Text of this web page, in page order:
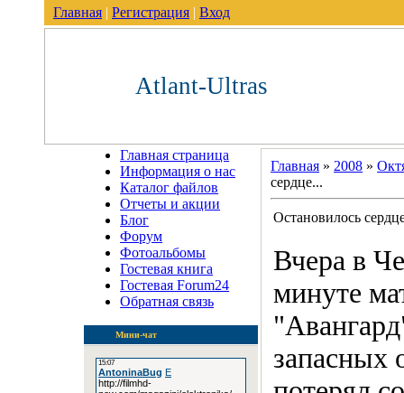
Главная | Регистрация | Вход
Atlant-Ultras
Главная страница
Информация о нас
Каталог файлов
Отчеты и акции
Блог
Форум
Фотоальбомы
Гостевая книга
Гостевая Forum24
Обратная связь
Мини-чат
Главная » 2008 »
сердце...
Остановилось
Вчера в
минуте
запасных